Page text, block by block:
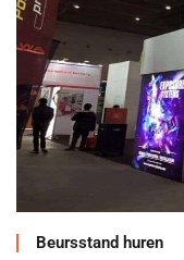
Beursstand huren